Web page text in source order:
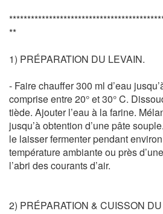
**
1) PRÉPARATION DU LEVAIN.
- Faire chauffer 300 ml d’eau
comprise entre 20° et 30° C.
tiède. Ajouter l’eau à la farine.
jusqu’à obtention d’une pâte
le laisser fermenter pendant
température ambiante ou près
l’abri des courants d’air.
2) PRÉPARATION & CUISSON